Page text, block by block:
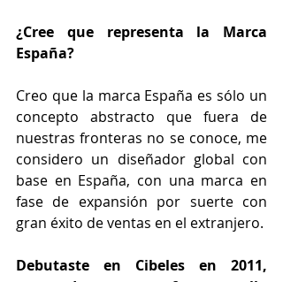
¿Cree que representa la Marca
España?
Creo que la marca España es sólo un
concepto abstracto que fuera de
nuestras fronteras no se conoce, me
considero un diseñador global con
base en España, con una marca en
fase de expansión por suerte con
gran éxito de ventas en el extranjero.
Debutaste en Cibeles en 2011,